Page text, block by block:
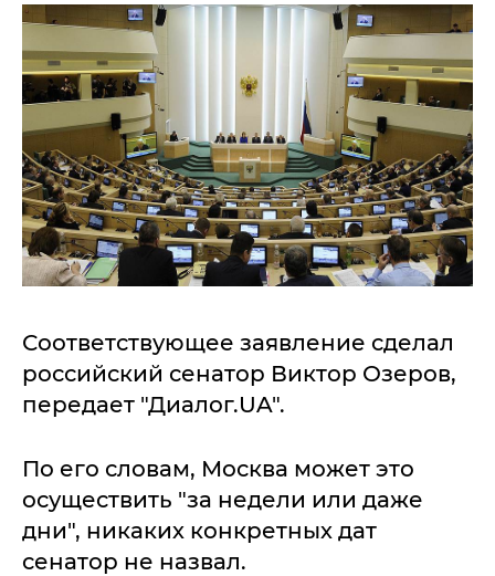
Соответствующее заявление сделал
российский сенатор Виктор Озеров,
передает "Диалог.UA".
По его словам, Москва может это
осуществить "за недели или даже
дни", никаких конкретных дат
сенатор не назвал.